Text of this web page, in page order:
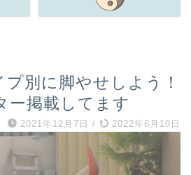
プ別に脚やせしよう！
ー掲載してます
2021年12月7日 / 2022年6月10日